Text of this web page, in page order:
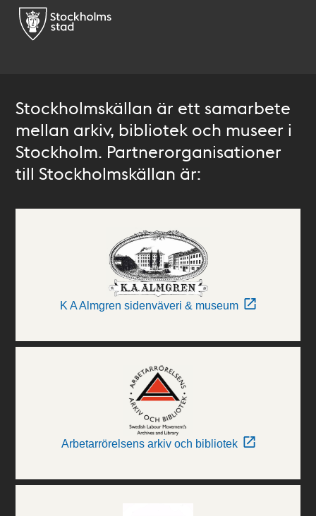
Stockholmskällan är ett samarbete
mellan arkiv, bibliotek och museer i
Stockholm. Partnerorganisationer
till Stockholmskällan är:
K A Almgren sidenväveri & museum
Arbetarrörelsens arkiv och bibliotek